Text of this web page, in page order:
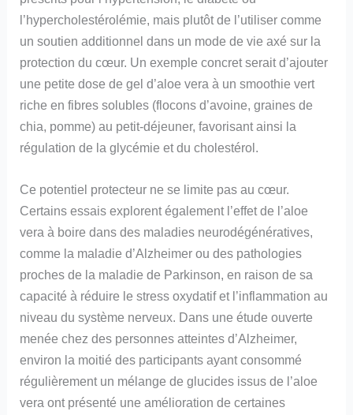
l’hypercholestérolémie, mais plutôt de l’utiliser comme
un soutien additionnel dans un mode de vie axé sur la
protection du cœur. Un exemple concret serait d’ajouter
une petite dose de gel d’aloe vera à un smoothie vert
riche en fibres solubles (flocons d’avoine, graines de
chia, pomme) au petit-déjeuner, favorisant ainsi la
régulation de la glycémie et du cholestérol.
Ce potentiel protecteur ne se limite pas au cœur.
Certains essais explorent également l’effet de l’aloe
vera à boire dans des maladies neurodégénératives,
comme la maladie d’Alzheimer ou des pathologies
proches de la maladie de Parkinson, en raison de sa
capacité à réduire le stress oxydatif et l’inflammation au
niveau du système nerveux. Dans une étude ouverte
menée chez des personnes atteintes d’Alzheimer,
environ la moitié des participants ayant consommé
régulièrement un mélange de glucides issus de l’aloe
vera ont présenté une amélioration de certaines